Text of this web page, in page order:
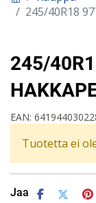
245/40R18
245/
EAN:
Tuotetta ei
Jaa